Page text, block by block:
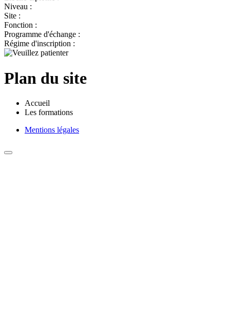
Niveau :
Site :
Fonction :
Programme d'échange :
Régime d'inscription :
Plan du site
Accueil
Les formations
Mentions légales